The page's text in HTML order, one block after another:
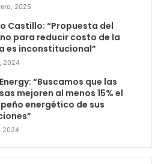
2025
Castillo: “Propuesta del
para reducir costo de la
es inconstitucional”
2024
“Buscamos que las
mejoren al menos 15% el
energético de sus
2024